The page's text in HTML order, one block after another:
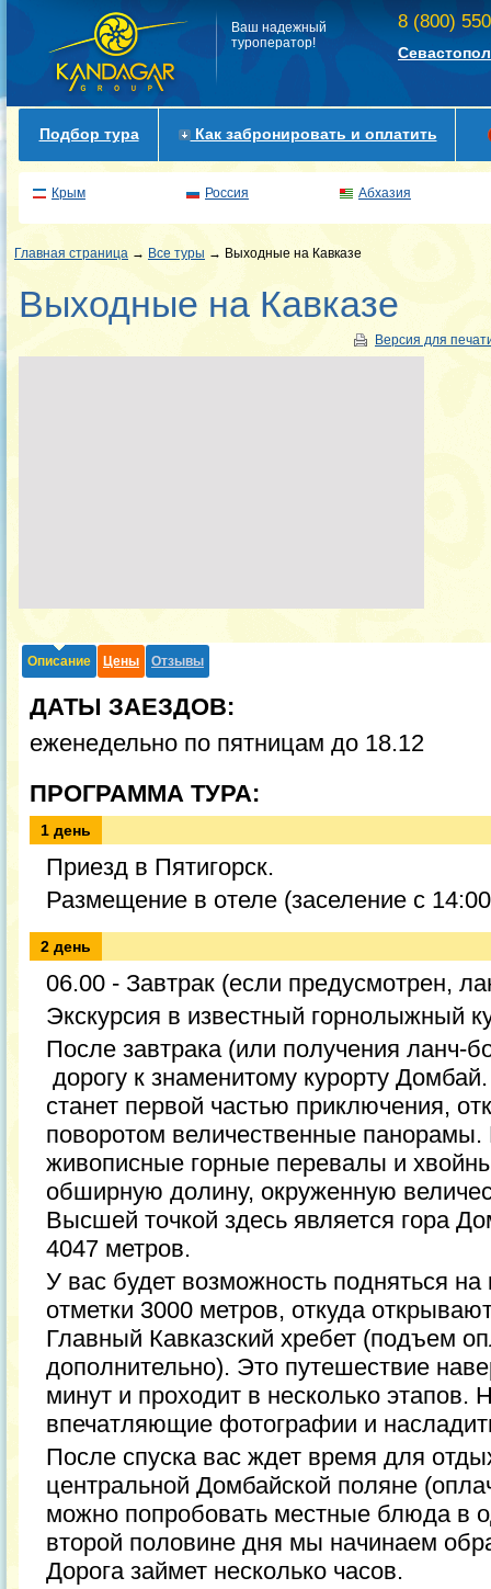
Ваш надежный
туроператор!
8 (800)
Подбор тура Как забронировать и оплатить
Крым Россия Абхазия
Главная страница → Все туры → Выходные на Кавказе
Выходные на Кавказе
Версия для
Описание Цены Отзывы
ДАТЫ ЗАЕЗДОВ:
еженедельно по пятницам до 18.12
ПРОГРАММА ТУРА:
1 день
Приезд в Пятигорск.
Размещение в отеле (заселение с
2 день
06.00 - Завтрак (если предусмотрен,
Экскурсия в известный горнолыжный
После завтрака (или получения ланч-
дорогу к знаменитому курорту
станет первой частью приключения,
поворотом величественные панорамы.
живописные горные перевалы и
обширную долину, окруженную
Высшей точкой здесь является гора
4047 метров.
У вас будет возможность подняться на
отметки 3000 метров, откуда
Главный Кавказский хребет (подъем
дополнительно). Это путешествие
минут и проходит в несколько этапов.
впечатляющие фотографии и
После спуска вас ждет время для
центральной Домбайской поляне
можно попробовать местные блюда в
второй половине дня мы начинаем
Дорога займет несколько часов.